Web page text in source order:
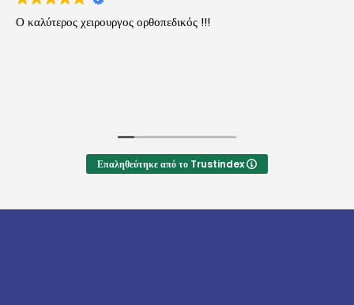
Ο καλύτερος χειρουργος ορθοπεδικός !!!
Επαληθεύτηκε από το Trustindex